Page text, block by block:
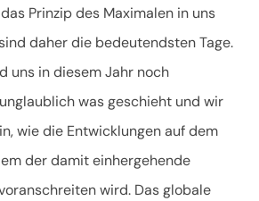
Prinzip des Maximalen in uns
daher die bedeutendsten Tage.
uns in diesem Jahr noch
was geschieht und wir
wie die Entwicklungen auf dem
der damit einhergehende
wird. Das globale